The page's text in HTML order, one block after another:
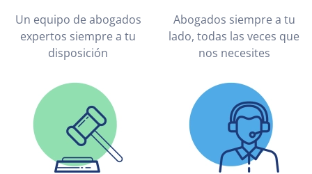
Un equipo de abogados
expertos siempre a tu
disposición
Abogados siempre a tu
lado, todas las veces que
nos necesites